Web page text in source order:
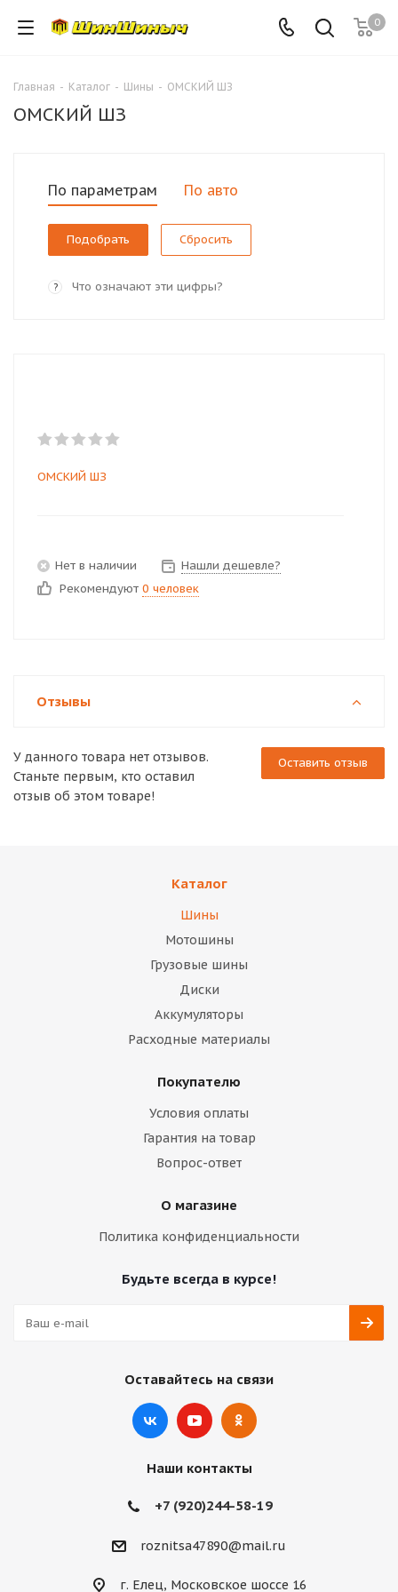
0
Главная - Каталог - Шины - ОМСКИЙ ШЗ
ОМСКИЙ ШЗ
По параметрам По авто
Сбросить
? Что означают эти цифры?
ОМСКИЙ ШЗ
Нет в наличии
Нашли дешевле?
Рекомендуют 0 человек
Отзывы
Оставить отзыв
У данного товара нет отзывов.
Станьте первым, кто оставил
отзыв об этом товаре!
Каталог
Шины
Мотошины
Грузовые шины
Диски
Аккумуляторы
Расходные материалы
Покупателю
Условия оплаты
Гарантия на товар
Вопрос-ответ
О магазине
Политика конфиденциальности
Будьте всегда в курсе!
Оставайтесь на связи
Наши контакты
+7 (920)244-58-19
roznitsa47890@mail.ru
г. Елец, Московское шоссе 16